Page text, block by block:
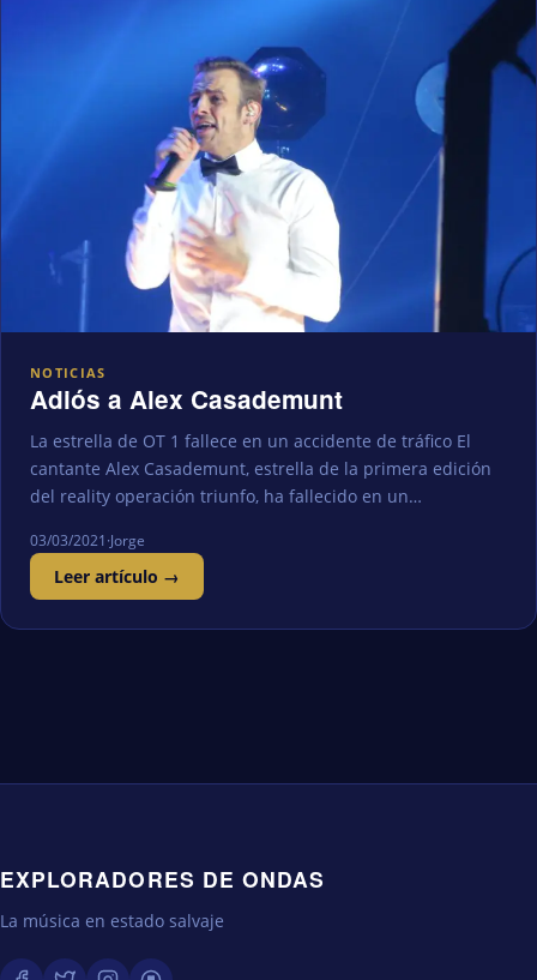
NOTICIAS
Adiós a Alex Casademunt
La estrella de OT 1 fallece en un accidente de tráfico El
cantante Alex Casademunt, estrella de la primera edición
del reality operación triunfo, ha fallecido en un…
03/03/2021·Jorge
Leer artículo →
EXPLORADORES DE ONDAS
La música en estado salvaje